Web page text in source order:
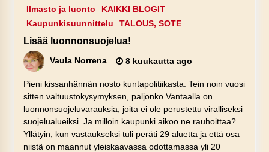
Ilmasto ja luonto
KAIKKI BLOGIT
Kaupunkisuunnittelu
TALOUS, SOTE
Lisää luonnonsuojelua!
Vaula Norrena 8 kuukautta ago
Pieni kissanhännän nosto kuntapolitiikasta. Tein noin vuosi
sitten valtuustokysymyksen, paljonko Vantaalla on
luonnonsuojeluvarauksia, joita ei ole perustettu viralliseksi
suojelualueiksi. Ja milloin kaupunki aikoo ne rauhoittaa?
Yllätyin, kun vastaukseksi tuli peräti 29 aluetta ja että osa
niistä on maannut yleiskaavassa odottamassa yli 20